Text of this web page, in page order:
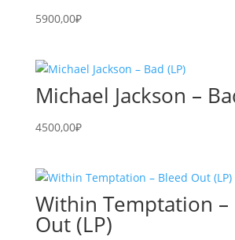
5900,00₽
Michael Jackson –
4500,00₽
Within Temptation –
Out (LP)